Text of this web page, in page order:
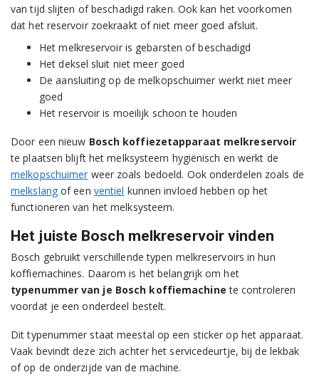
van tijd slijten of beschadigd raken. Ook kan het voorkomen
dat het reservoir zoekraakt of niet meer goed afsluit.
Het melkreservoir is gebarsten of beschadigd
Het deksel sluit niet meer goed
De aansluiting op de melkopschuimer werkt niet meer
goed
Het reservoir is moeilijk schoon te houden
Door een nieuw Bosch koffiezetapparaat melkreservoir
te plaatsen blijft het melksysteem hygiënisch en werkt de
melkopschuimer weer zoals bedoeld. Ook onderdelen zoals de
melkslangof een ventiel kunnen invloed hebben op het
functioneren van het melksysteem.
Het juiste Bosch melkreservoir vinden
Bosch gebruikt verschillende typen melkreservoirs in hun
koffiemachines. Daarom is het belangrijk om het
typenummer van je Bosch koffiemachine te controleren
voordat je een onderdeel bestelt.
Dit typenummer staat meestal op een sticker op het apparaat.
Vaak bevindt deze zich achter het servicedeurtje, bij de lekbak
of op de onderzijde van de machine.